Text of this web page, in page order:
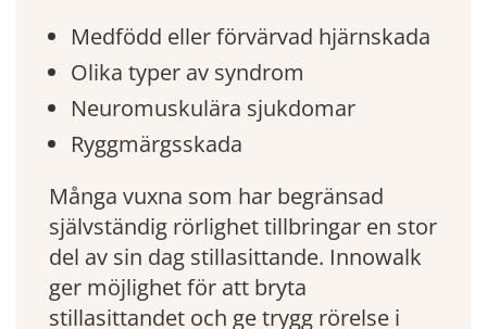
Medfödd eller förvärvad hjärnskada
Olika typer av syndrom
Neuromuskulära sjukdomar
Ryggmärgsskada
Många vuxna som har begränsad
självständig rörlighet tillbringar en stor
del av sin dag stillasittande. Innowalk
ger möjlighet för att bryta
stillasittandet och ge trygg rörelse i